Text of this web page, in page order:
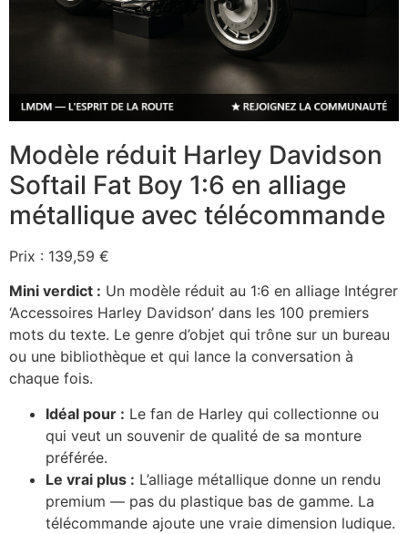
Modèle réduit Harley Davidson
Softail Fat Boy 1:6 en alliage
métallique avec télécommande
Prix : 139,59 €
Mini verdict : Un modèle réduit au 1:6 en alliage Intégrer
‘Accessoires Harley Davidson’ dans les 100 premiers
mots du texte. Le genre d’objet qui trône sur un bureau
ou une bibliothèque et qui lance la conversation à
chaque fois.
Idéal pour : Le fan de Harley qui collectionne ou
qui veut un souvenir de qualité de sa monture
préférée.
Le vrai plus : L’alliage métallique donne un rendu
premium — pas du plastique bas de gamme. La
télécommande ajoute une vraie dimension ludique.